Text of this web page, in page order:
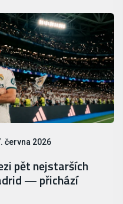
června 2026
pět nejstarších
— přichází